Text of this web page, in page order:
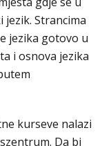
Strancima
jezika gotovo u
i osnova jezika
kurseve nalazi
Da bi